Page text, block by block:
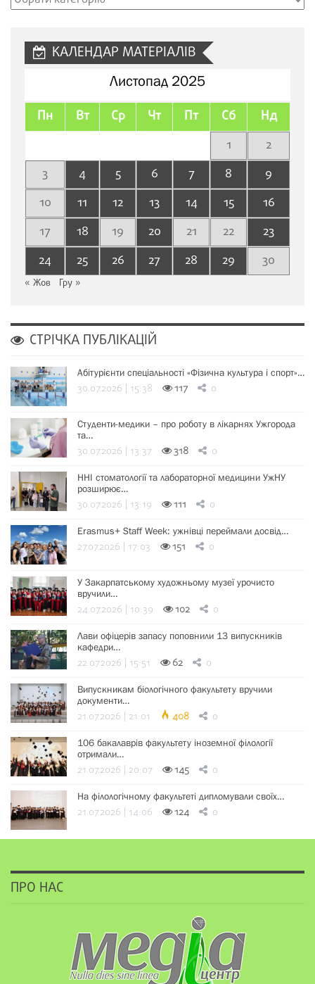
КАЛЕНДАР МАТЕРІАЛІВ
Листопад 2025
Пн Вт Ср Чт Пт Сб Нд
1
2
3
4 5 6 7 8
9
10
11 12 13 14 15
16
17
18 19 20 21 22
23
24
25 26 27 28 29 30
« Жов Гру »
СТРІЧКА ПУБЛІКАЦІЙ
Абітурієнти спеціальності «Фізична культура і спорт»…
30.07.2026 | 15:38 117 0
Студенти-медики – про роботу в лікарнях Ужгорода
та…
30.07.2026 | 13:37 318 0
ННІ стоматології та лабораторної медицини УжНУ
розширює…
30.07.2026 | 13:19 111 0
Erasmus+ Staff Week: ужнівці переймали досвід…
27.07.2026 | 17:03 151 0
У Закарпатському художньому музеї урочисто
вручили…
24.07.2026 | 10:39 102 0
Лави офіцерів запасу поповнили 13 випускників
кафедри…
22.07.2026 | 15:51 62 0
Випускникам біологічного факультету вручили
документи…
21.07.2026 | 21:01 408 0
106 бакалаврів факультету іноземної філології
отримали…
21.07.2026 | 20:07 145 0
На філологічному факультеті дипломували своїх…
21.07.2026 | 14:06 124 0
ПРО НАС